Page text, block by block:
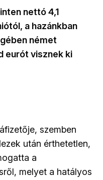
nettó 4,1
a hazánkban
német
eurót visznek ki
szemben
után érthetetlen,
a
melyet a hatályos